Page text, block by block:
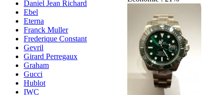
Daniel Jean Richard
Ebel
Eterna
Franck Muller
Frederique Constant
Gevril
Girard Perregaux
Graham
Gucci
Hublot
IWC